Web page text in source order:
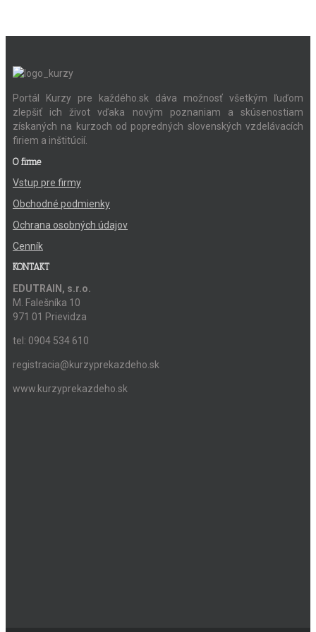
Portál Kurzy pre každého.sk dáva možnosť všetkým ľuďom
zlepšiť ich život vďaka novým poznaniam a skúsenostiam
získaných na kurzoch od popredných slovenských vzdelávacích
firiem a inštitúcií.
O firme
Vstup pre firmy
Obchodné podmienky
Ochrana osobných údajov
Cenník
KONTAKT
EDUTRAIN, s.r.o.
M. Falešníka 10
971 01 Prievidza
tel: 0904 534 610
registracia@kurzyprekazdeho.sk
www.kurzyprekazdeho.sk